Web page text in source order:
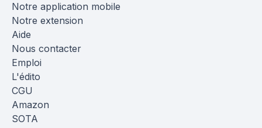
Notre application mobile
Notre extension
Aide
Nous contacter
Emploi
L'édito
CGU
Amazon
SOTA